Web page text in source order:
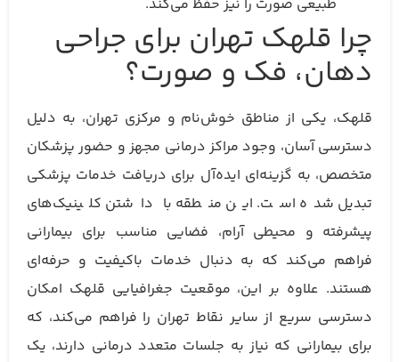
طبیعی صورت را نیز حفظ می‌کند.
چرا قلهک تهران برای جراحی
دهان، فک و صورت؟
قلهک، یکی از مناطق خوش‌نام و مرکزی تهران، به دلیل
دسترسی آسان، وجود مراکز درمانی مجهز و حضور پزشکان
متخصص، به گزینه‌ای ایده‌آل برای دریافت خدمات پزشکی
تبدیل شده است. این منطقه با داشتن کلینیک‌های
پیشرفته و محیطی آرام، فضایی مناسب برای بیمارانی
فراهم می‌کند که به دنبال خدمات باکیفیت و حرفه‌ای
هستند. علاوه بر این، موقعیت جغرافیایی قلهک امکان
دسترسی سریع از سایر نقاط تهران را فراهم می‌کند، که
برای بیمارانی که نیاز به جلسات متعدد درمانی دارند، یک